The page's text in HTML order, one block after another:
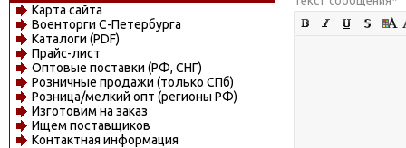
Карта сайта
Военторги С-Петербурга
Каталоги (PDF)
Прайс-лист
Оптовые поставки (РФ, СНГ)
Розничные продажи (только СПб)
Розница/мелкий опт (регионы РФ)
Изготовим на заказ
Ищем поставщиков
Контактная информация